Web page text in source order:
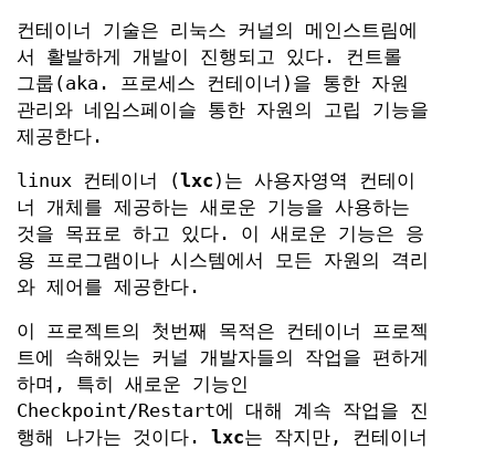
컨테이너 기술은 리눅스 커널의 메인스트림에
서 활발하게 개발이 진행되고 있다. 컨트롤
그룹(aka. 프로세스 컨테이너)을 통한 자원
관리와 네임스페이슬 통한 자원의 고립 기능을
제공한다.
linux 컨테이너 (lxc )는 사용자영역 컨테이
너 개체를 제공하는 새로운 기능을 사용하는
것을 목표로 하고 있다. 이 새로운 기능은 응
용 프로그램이나 시스템에서 모든 자원의 격리
와 제어를 제공한다.
이 프로젝트의 첫번째 목적은 컨테이너 프로젝
트에 속해있는 커널 개발자들의 작업을 편하게
하며, 특히 새로운 기능인
Checkpoint/Restart에 대해 계속 작업을 진
행해 나가는 것이다. lxc는 작지만, 컨테이너